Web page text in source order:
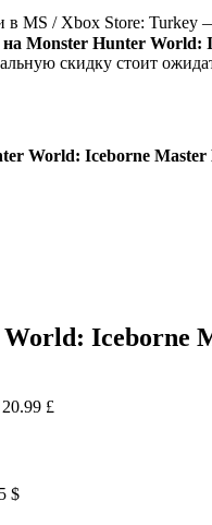
MS / Xbox Store: Turkey
Monster Hunter
скидку стоит
World: Iceborne Master
Iceborne
£
$